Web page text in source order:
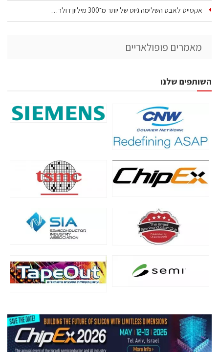
אקסייט לאבס השלימה גיוס של יותר מ־300 מיליון דולר…
מאמרים פופולאריים
השותפים שלנו